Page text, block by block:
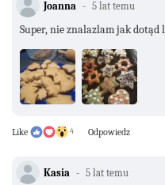
Joanna 5 lat temu
Super, nie znalazlam jak dotąd
Like 4 Odpowiedz
Kasia 5 lat temu